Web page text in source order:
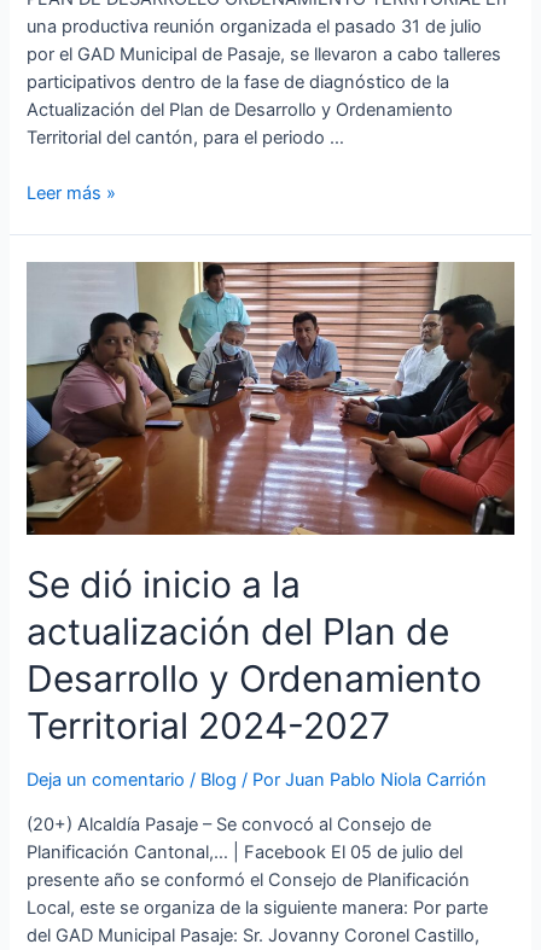
una productiva reunión organizada el pasado 31 de julio
por el GAD Municipal de Pasaje, se llevaron a cabo talleres
participativos dentro de la fase de diagnóstico de la
Actualización del Plan de Desarrollo y Ordenamiento
Territorial del cantón, para el periodo …
Leer más »
Se dió inicio a la
actualización del Plan de
Desarrollo y Ordenamiento
Territorial 2024-2027
Deja un comentario / Blog / PorJuan Pablo Niola Carrión
(20+) Alcaldía Pasaje – Se convocó al Consejo de
Planificación Cantonal,… | Facebook El 05 de julio del
presente año se conformó el Consejo de Planificación
Local, este se organiza de la siguiente manera: Por parte
del GAD Municipal Pasaje: Sr. Jovanny Coronel Castillo,